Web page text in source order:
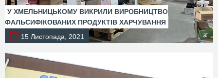
У ХМЕЛЬНИЦЬКОМУ ВИКРИЛИ ВИРОБНИЦТВО
ФАЛЬСИФІКОВАНИХ ПРОДУКТІВ ХАРЧУВАННЯ
15 Листопада, 2021